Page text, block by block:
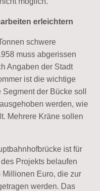
erleichtern
schwere
muss abgerissen
Angaben der Stadt
ist die wichtige
der Bücke soll
werden, wie
Mehrere Kräne sollen
ist für
Projekts belaufen
Euro, die zur
werden. Das